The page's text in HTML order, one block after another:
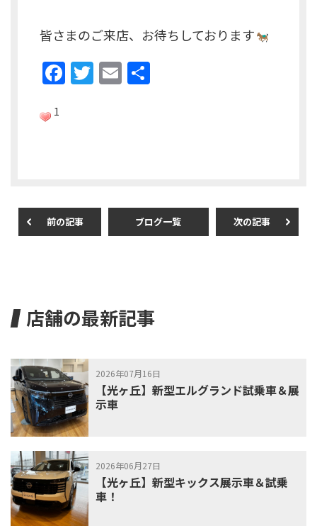
皆さまのご来店、お待ちしております
F
a
o
k
T
w
E
m
共
1
前の記事 ブログ一覧 次の記事
店舗の最新記事
2026年07月16日
【光ヶ丘】新型エルグランド試乗車＆展
示車
2026年06月27日
【光ヶ丘】新型キックス展示車＆試乗
車！